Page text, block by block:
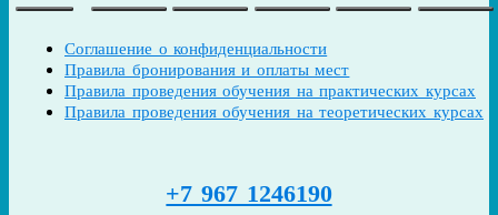
Соглашение о конфиденциальности
Правила бронирования и оплаты мест
Правила проведения обучения на практических курсах
Правила проведения обучения на теоретических курсах
+7 967 1246190